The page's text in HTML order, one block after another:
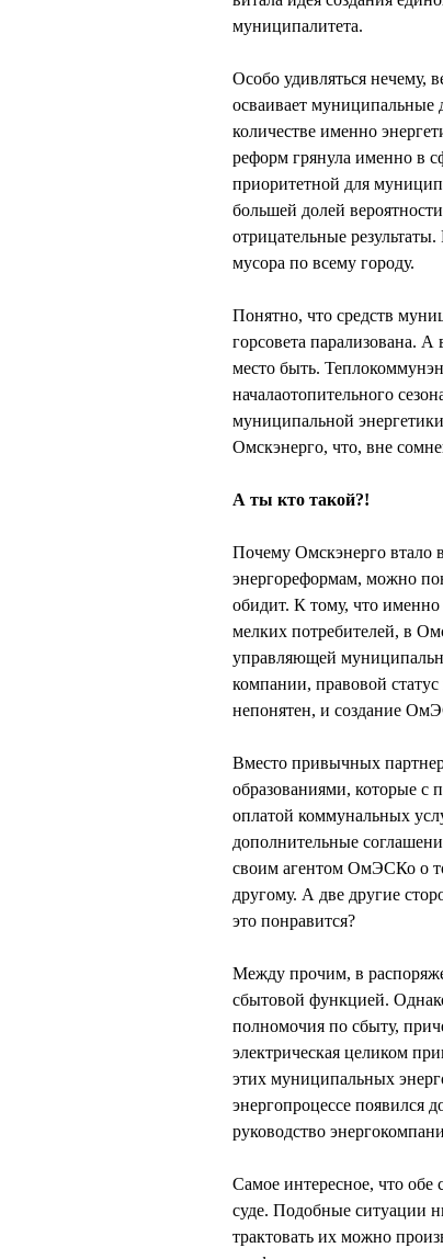
муниципалитета.
Особо удивляться нечему,
осваивает
количестве именно
реформ грянула именно в
приоритетной для
большей долей
отрицательные
мусора по всему городу.
Понятно, что средств
горсовета парализована.
место быть.
началаотопительного
муниципальной
Омскэнерго, что, вне
А ты кто такой?!
Почему Омскэнерго
энергореформам, можно
обидит. К тому, что
мелких потребителей, в
управляющей
компании, правовой статус
непонятен, и создание
Вместо привычных
образованиями, которые с
оплатой коммунальных
дополнительные
своим агентом ОмЭСКо о
другому. А две другие
это понравится?
Между прочим, в
сбытовой функцией.
полномочия по сбыту,
электрическая целиком
этих муниципальных
энергопроцессе появился
руководство
Самое интересное, что обе
суде. Подобные ситуации
трактовать их можно